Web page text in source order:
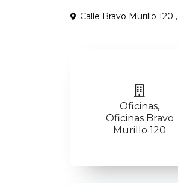
Calle Bravo Murillo 120 ,
Oficinas,
Oficinas Bravo
Murillo 120